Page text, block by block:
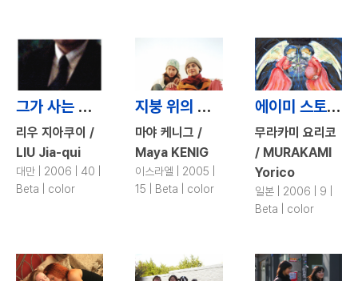
그가 사는 법 / The Way He Is
리우 지아쿠이 /
LIU Jia-qui
대만 | 2006 | 40 |
Beta | color
지붕 위의 세상 / Top of the World
마야 케니그 /
Maya KENIG
이스라엘 | 2005 |
15 | Beta | color
에이미 스토리 / Talking about Amy
무라카미 요리코
/ MURAKAMI
Yorico
일본 | 2006 | 9 |
Beta | color